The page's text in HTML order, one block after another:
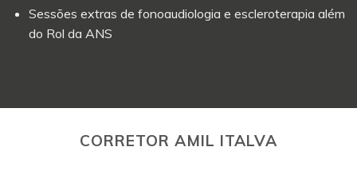
Sessões extras de fonoaudiologia e escleroterapia além
do Rol da ANS
CORRETOR AMIL ITALVA